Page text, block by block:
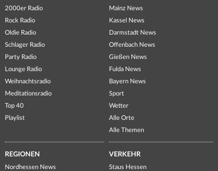
2000er Radio
Rock Radio
Oldie Radio
Schlager Radio
Party Radio
Lounge Radio
Weihnachtsradio
Meditationsradio
Top 40
Playlist
Mainz News
Kassel News
Darmstadt News
Offenbach News
Gießen News
Fulda News
Bayern News
Sport
Wetter
Alle Orte
Alle Themen
REGIONEN
Nordhessen News
VERKEHR
Staus Hessen